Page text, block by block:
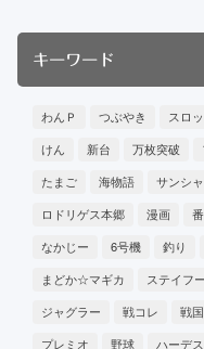
キーワード
わんＰ つぶやき スロ
けん
新台 万枚突破
たまご
海物語 サンシ
ロドリゲス本郷
漫画
なかじー
6号機 釣り
まどか☆マギカ
ステイフ
ジャグラー
戦コレ 戦
プレミオ
野球 ハーデス